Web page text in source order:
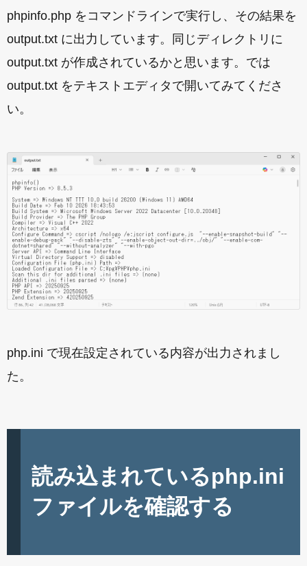
phpinfo.php をコマンドラインで実行し、その結果を
output.txt に出力しています。同じディレクトリに
output.txt が作成されているかと思います。では
output.txt をテキストエディタで開いてみてくださ
い。
php.ini で現在設定されている内容が出力されまし
た。
読み込まれているphp.ini
ファイルを確認する